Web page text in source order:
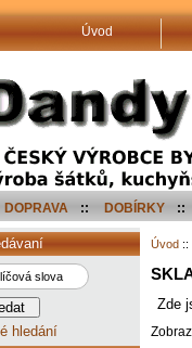
Úvod
DOPRAVA :: DOBÍRKY ::
Úvod ::
Zde
hledání